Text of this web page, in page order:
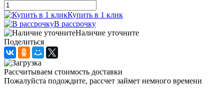
Купить в 1 клик
В рассрочку
Наличие уточните
Поделиться
Рассчитываем стоимость доставки
Пожалуйста подождите, рассчет займет немного времени